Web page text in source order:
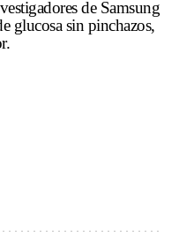
de Samsung
glucosa sin pinchazos,